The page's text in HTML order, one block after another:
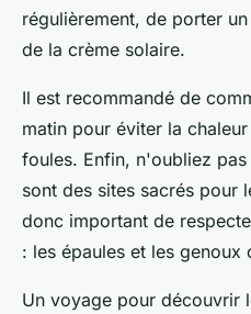
régulièrement, de porter
de la crème solaire.
Il est recommandé de
matin pour éviter la
foules. Enfin, n'oubliez
sont des sites sacrés pour
donc important de
: les épaules et les
Un voyage pour découvrir